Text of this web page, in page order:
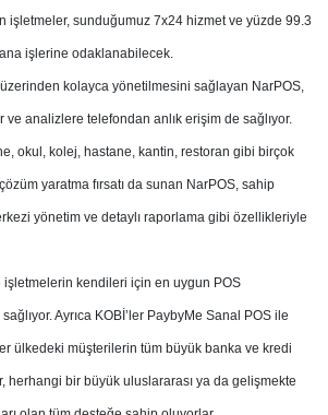
işletmeler, sunduğumuz 7x24 hizmet ve yüzde 99.3
işlerine odaklanabilecek.
kolayca yönetilmesini sağlayan NarPOS,
ve analizlere telefondan anlık erişim de sağlıyor.
okul, kolej, hastane, kantin, restoran gibi birçok
çözüm yaratma fırsatı da sunan NarPOS, sahip
yönetim ve detaylı raporlama gibi özellikleriyle
kendileri için en uygun POS
Ayrıca KOBİ’ler PaybyMe Sanal POS ile
ülkedeki müşterilerin tüm büyük banka ve kredi
herhangi bir büyük uluslararası ya da gelişmekte